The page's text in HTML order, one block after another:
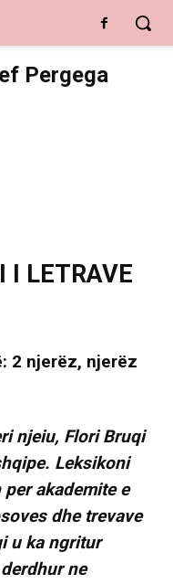
Pergega
I LETRAVE
njeiu, Flori Bruqi
Leksikoni
akademite e
dhe trevave
u ka ngritur
ne